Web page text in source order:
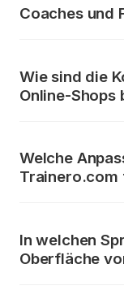
Coaches und
Wie sind die
Online-Shops
Welche
Trainero.com
In welchen
Oberfläche